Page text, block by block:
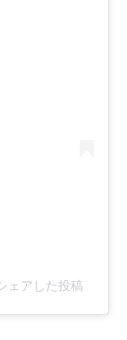
ェアした投稿